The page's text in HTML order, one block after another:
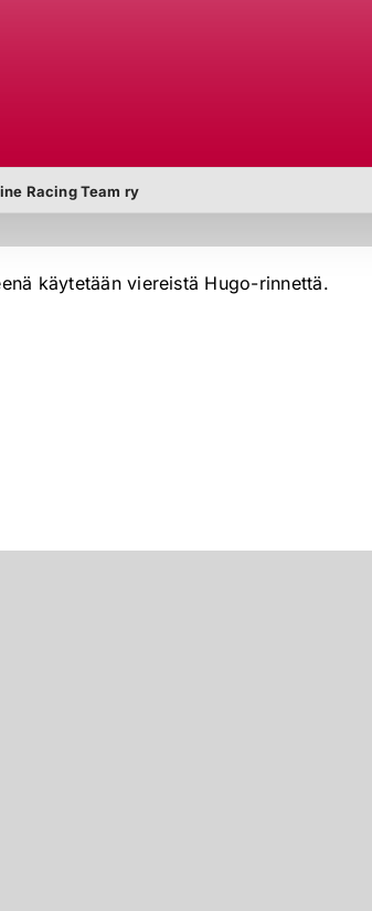
Racing Team ry
käytetään viereistä Hugo-rinnettä.